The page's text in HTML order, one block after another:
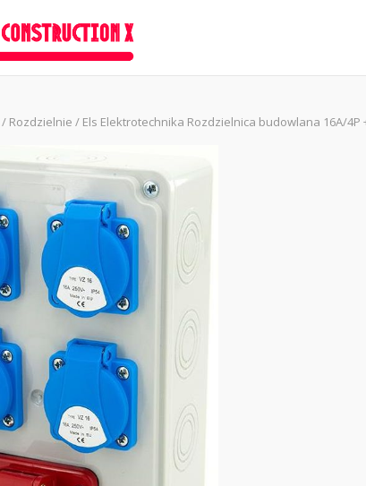
/ Rozdzielnie / Els Elektrotechnika Rozdzielnica budowlana 16A/